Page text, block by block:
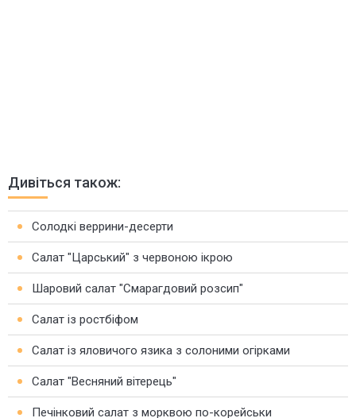
Дивіться також:
Солодкі веррини-десерти
Салат "Царський" з червоною ікрою
Шаровий салат "Смарагдовий розсип"
Салат із ростбіфом
Салат із яловичого язика з солоними огірками
Салат "Весняний вітерець"
Печінковий салат з морквою по-корейськи